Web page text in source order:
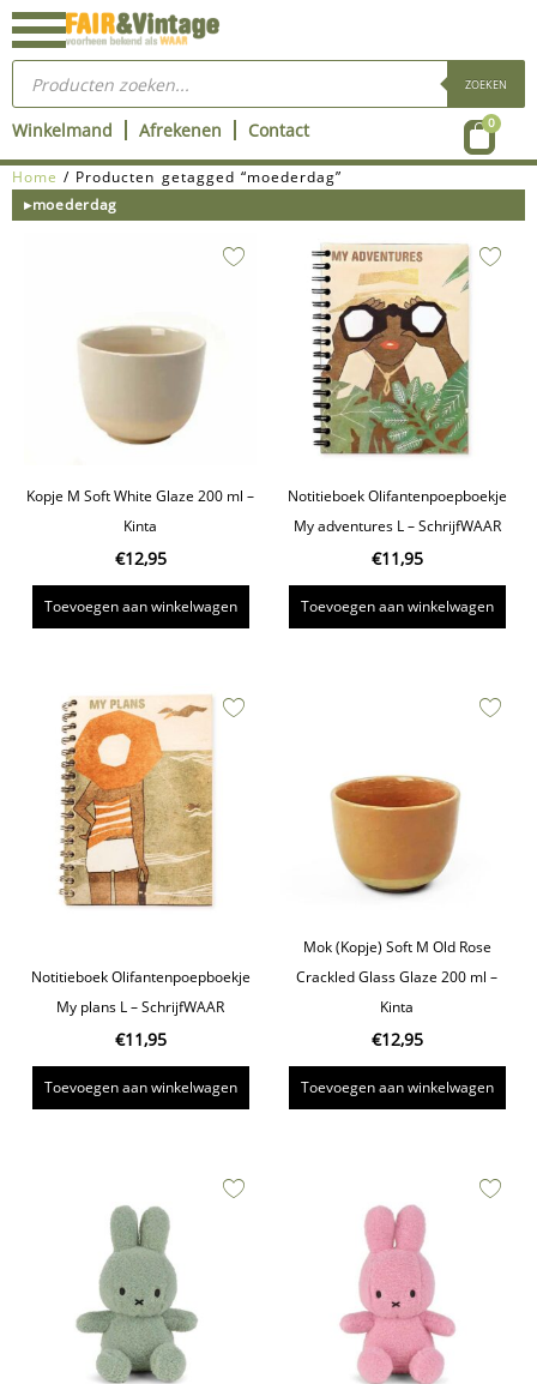
Ga
naar
inhoud
Producten
zoeken ZOEKEN
Winkelmand Afrekenen Contact 0
Home / Producten getagged “moederdag”
▸moederdag
Kopje M Soft White Glaze 200 ml –
Kinta
€12,95
Toevoegen aan winkelwagen
Notitieboek Olifantenpoepboekje
My adventures L – SchrijfWAAR
€11,95
Toevoegen aan winkelwagen
Notitieboek Olifantenpoepboekje
My plans L – SchrijfWAAR
€11,95
Toevoegen aan winkelwagen
Mok (Kopje) Soft M Old Rose
Crackled Glass Glaze 200 ml –
Kinta
€12,95
Toevoegen aan winkelwagen